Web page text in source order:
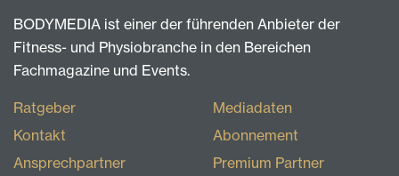
BODYMEDIA ist einer der führenden Anbieter der
Fitness- und Physiobranche in den Bereichen
Fachmagazine und Events.
Ratgeber
Kontakt
Ansprechpartner
Mediadaten
Abonnement
Premium Partner